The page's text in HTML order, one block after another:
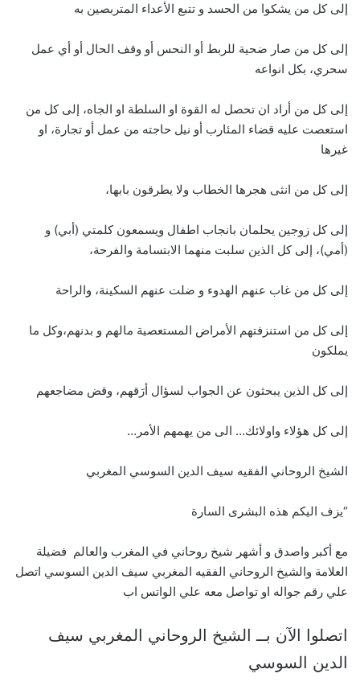
إلى كل من يشكوا من الحسد و تتبع الأعداء المتربصين به
إلى كل من صار ضحية للربط أو النحس أو وقف الحال أو أي عمل
سحري، بكل انواعه
إلى كل من أراد ان تحصل له القوة او السلطة او الجاه، إلى كل من
استعصت عليه قضاء المئارب أو نيل حاجته من عمل أو تجارة، او
غيرها
إلى كل من انثى هجرها الخطاب ولا يطرقون بابها،
إلى كل زوجين يحلمان بانجاب اطفال ويسمعون كلمتي (أبي) و
(أمي)، إلى كل الذين سلبت منهما الابتسامة والفرحة،
إلى كل من غاب عنهم الهدوء و ضلت عنهم السكينة، والراحة
إلى كل من استنزفتهم الأمراض المستعصية مالهم و بدنهم،وكل ما
يملكون
إلى كل الذين يبحثون عن الجواب لسؤال أرَقهم، وقض مضاجعهم
إلى كل هؤلاء واولائك… الى من يهمهم الأمر…
الشيخ الروحاني الفقيه سيف الدين السوسي المغربي
“يزف اليكم هذه البشرى السارة
مع أكبر واصدق و أشهر شيخ روحاني في المغرب والعالم فضيلة
العلامة والشيخ الروحاني الفقيه المغربي سيف الدين السوسي اتصل
علي رقم جواله او تواصل معه علي الواتس اب
اتصلوا الآن بــ الشيخ الروحاني المغربي سيف
الدين السوسي